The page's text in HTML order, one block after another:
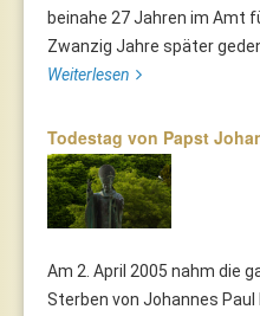
beinahe 27 Jahren im Amt
Zwanzig Jahre später
Weiterlesen
Todestag von Papst
Am 2. April 2005 nahm die
Sterben von Johannes Paul